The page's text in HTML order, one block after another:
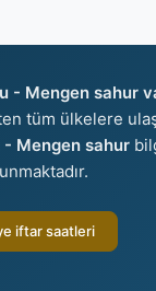
- Mengen sahur
tüm ülkelere
- Mengen sahur
iftar saatleri